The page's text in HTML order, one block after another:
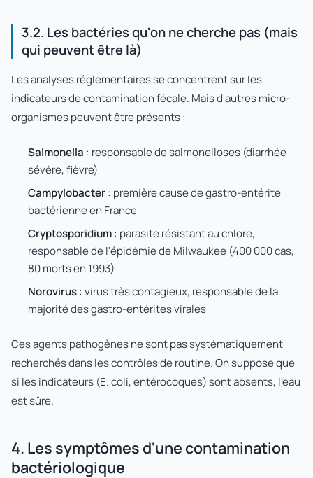
3.2. Les bactéries qu'on ne cherche pas (mais
qui peuvent être là)
Les analyses réglementaires se concentrent sur les
indicateurs de contamination fécale. Mais d'autres micro-
organismes peuvent être présents :
Salmonella : responsable de salmonelloses (diarrhée
sévère, fièvre)
Campylobacter: première cause de gastro-entérite
bactérienne en France
Cryptosporidium: parasite résistant au chlore,
responsable de l'épidémie de Milwaukee (400 000 cas,
80 morts en 1993)
Norovirus: virus très contagieux, responsable de la
majorité des gastro-entérites virales
Ces agents pathogènes ne sont pas systématiquement
recherchés dans les contrôles de routine. On suppose que
si les indicateurs (E. coli, entérocoques) sont absents, l'eau
est sûre.
4. Les symptômes d'une contamination
bactériologique